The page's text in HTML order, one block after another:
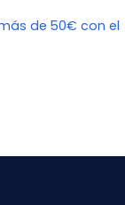
de 50€ con el